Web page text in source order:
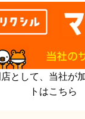
として、当社が
トはこちら